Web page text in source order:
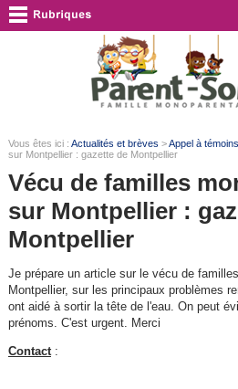
Vous êtes ici : Actualités et brèves >Appel à témoins
sur Montpellier : gazette de Montpellier
Vécu de familles
sur Montpellier :
Montpellier
Je prépare un article sur le vécu de
Montpellier, sur les principaux problèmes
ont aidé à sortir la tête de l'eau. On peut
prénoms. C'est urgent. Merci
Contact: